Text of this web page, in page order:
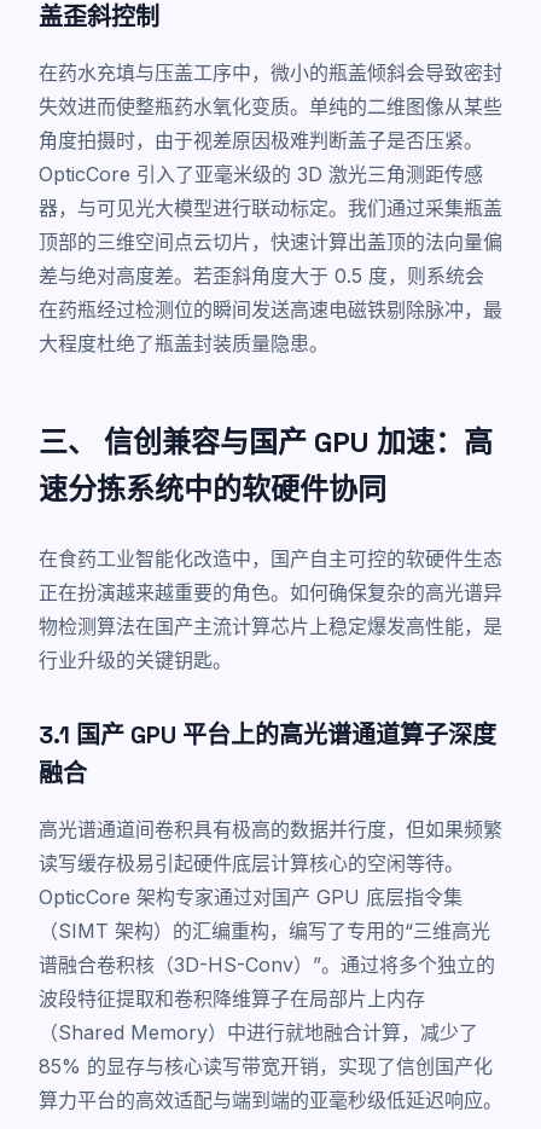
盖歪斜控制
在药水充填与压盖工序中，微小的瓶盖倾斜会导致密封
失效进而使整瓶药水氧化变质。单纯的二维图像从某些
角度拍摄时，由于视差原因极难判断盖子是否压紧。
OpticCore 引入了亚毫米级的 3D 激光三角测距传感
器，与可见光大模型进行联动标定。我们通过采集瓶盖
顶部的三维空间点云切片，快速计算出盖顶的法向量偏
差与绝对高度差。若歪斜角度大于 0.5 度，则系统会
在药瓶经过检测位的瞬间发送高速电磁铁剔除脉冲，最
大程度杜绝了瓶盖封装质量隐患。
三、 信创兼容与国产 GPU 加速：高
速分拣系统中的软硬件协同
在食药工业智能化改造中，国产自主可控的软硬件生态
正在扮演越来越重要的角色。如何确保复杂的高光谱异
物检测算法在国产主流计算芯片上稳定爆发高性能，是
行业升级的关键钥匙。
3.1 国产 GPU 平台上的高光谱通道算子深度
融合
高光谱通道间卷积具有极高的数据并行度，但如果频繁
读写缓存极易引起硬件底层计算核心的空闲等待。
OpticCore 架构专家通过对国产 GPU 底层指令集
（SIMT 架构）的汇编重构，编写了专用的“三维高光
谱融合卷积核（3D-HS-Conv）”。通过将多个独立的
波段特征提取和卷积降维算子在局部片上内存
（Shared Memory）中进行就地融合计算，减少了
85% 的显存与核心读写带宽开销，实现了信创国产化
算力平台的高效适配与端到端的亚毫秒级低延迟响应。